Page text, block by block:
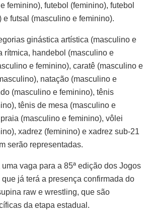
feminino), futebol (feminino), futebol
e futsal (masculino e feminino).
ginástica artística (masculino e
rítmica, handebol (masculino e
e feminino), caratê (masculino e
natação (masculino e
(masculino e feminino), tênis
tênis de mesa (masculino e
(masculino e feminino), vôlei
xadrez (feminino) e xadrez sub-21
serão representadas.
vaga para a 85ª edição dos Jogos
já terá a presença confirmada do
raw e wrestling, que são
da etapa estadual.